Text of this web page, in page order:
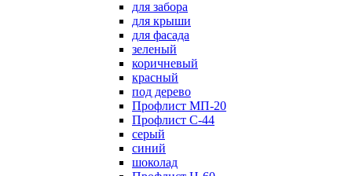
для забора
для крыши
для фасада
зеленый
коричневый
красный
под дерево
Профлист МП-20
Профлист С-44
серый
синий
шоколад